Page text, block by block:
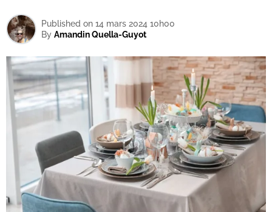
By Amandin Quella-Guyot
Published on 14 mars 2024 10h00